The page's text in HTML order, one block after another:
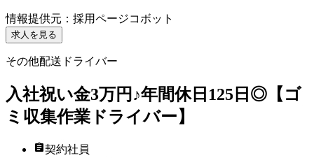
情報提供元 ： 採用ページコボット
求人を見る
その他配送ドライバー
入社祝い金3万円♪年間休日125日◎【ゴ
ミ収集作業ドライバー】
契約社員